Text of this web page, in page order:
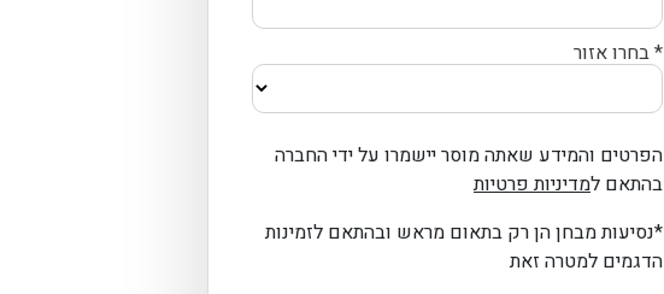
* בחרו אזור
הפרטים והמידע שאתה מוסר יישמרו על ידי החברה
בהתאם למדיניות פרטיות
*נסיעות מבחן הן רק בתאום מראש ובהתאם לזמינות
הדגמים למטרה זאת